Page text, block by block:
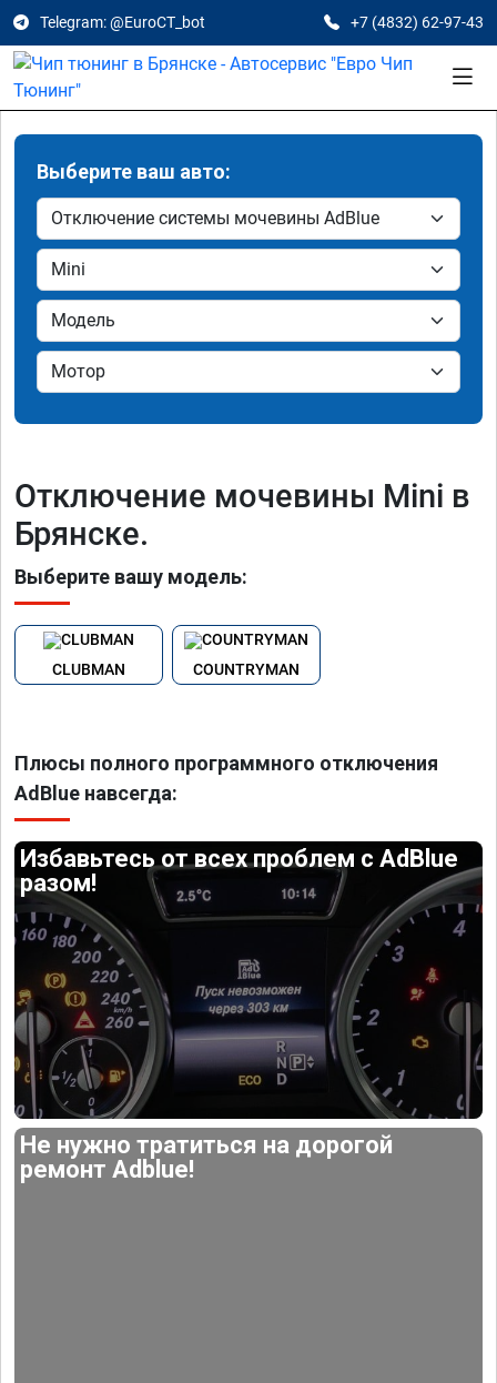
Telegram: @EuroCT_bot +7 (4832) 62-97-43
Выберите ваш авто:
Отключение мочевины Mini в
Брянске.
Выберите вашу модель:
CLUBMAN COUNTRYMAN
Плюсы полного программного отключения
AdBlue навсегда:
Избавьтесь от всех проблем с AdBlue
разом!
Не нужно тратиться на дорогой
ремонт Adblue!